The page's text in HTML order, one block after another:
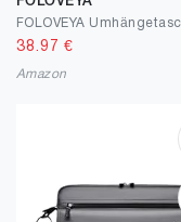
38.97 €
Amazon